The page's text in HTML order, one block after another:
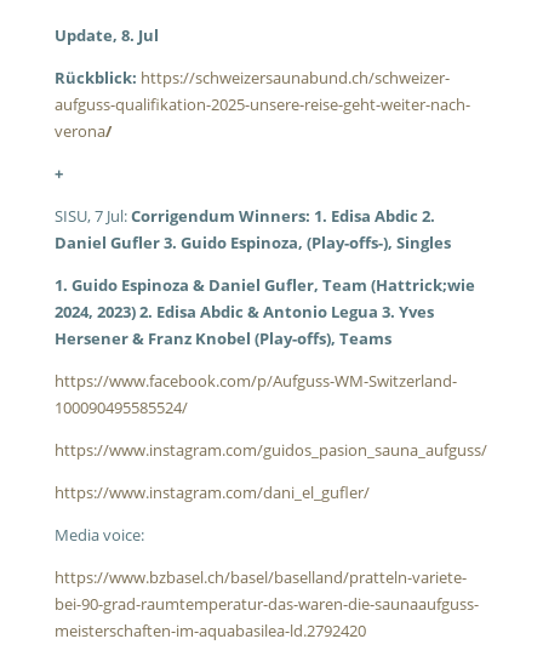
Update, 8. Jul
Rückblick: https://schweizersaunabund.ch/schweizer-
aufguss-qualifikation-2025-unsere-reise-geht-weiter-nach-
verona/
+
SISU, 7 Jul:Corrigendum Winners: 1. Edisa Abdic 2.
Daniel Gufler 3. Guido Espinoza, (Play-offs-), Singles
1. Guido Espinoza & Daniel Gufler, Team (Hattrick;wie
2024, 2023) 2. Edisa Abdic & Antonio Legua 3. Yves
Hersener & Franz Knobel (Play-offs), Teams
https://www.facebook.com/p/Aufguss-WM-Switzerland-
100090495585524/
https://www.instagram.com/guidos_pasion_sauna_aufguss/
https://www.instagram.com/dani_el_gufler/
Media voice:
https://www.bzbasel.ch/basel/baselland/pratteln-variete-
bei-90-grad-raumtemperatur-das-waren-die-saunaaufguss-
meisterschaften-im-aquabasilea-ld.2792420